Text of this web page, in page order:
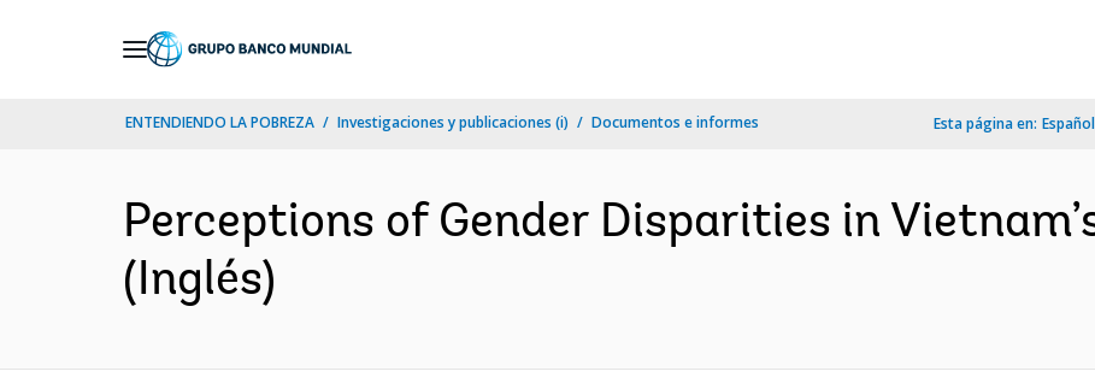
ENTENDIENDO LA POBREZA Investigaciones y publicaciones (i) Documentos e informes Esta página en: Español
Perceptions of Gender Disparities in
(Inglés)